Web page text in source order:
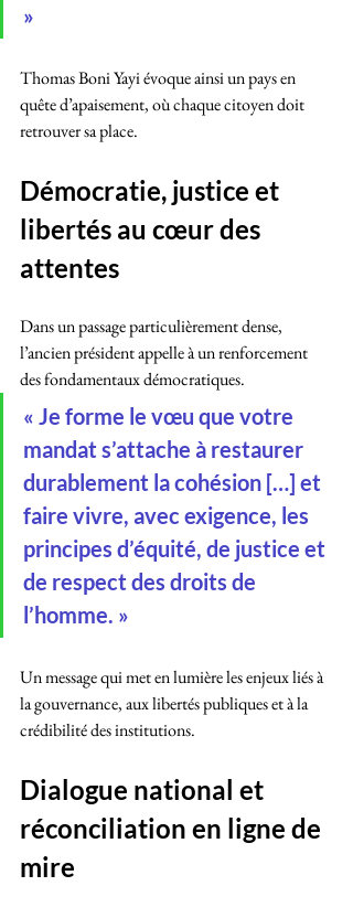
»
Thomas Boni Yayi évoque ainsi un pays en
quête d’apaisement, où chaque citoyen doit
retrouver sa place.
Démocratie, justice et
libertés au cœur des
attentes
Dans un passage particulièrement dense,
l’ancien président appelle à un renforcement
des fondamentaux démocratiques.
« Je forme le vœu que votre
mandat s’attache à restaurer
durablement la cohésion […] et
faire vivre, avec exigence, les
principes d’équité, de justice et
de respect des droits de
l’homme. »
Un message qui met en lumière les enjeux liés à
la gouvernance, aux libertés publiques et à la
crédibilité des institutions.
Dialogue national et
réconciliation en ligne de
mire